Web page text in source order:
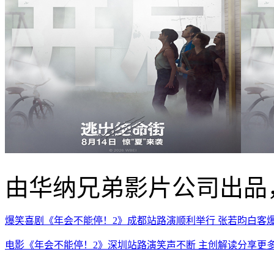
由华纳兄弟影片公司出
爆笑喜剧《年会不能停！2》成都站路演顺利举行 张若昀白客
电影《年会不能停！2》深圳站路演笑声不断 主创解读分享更